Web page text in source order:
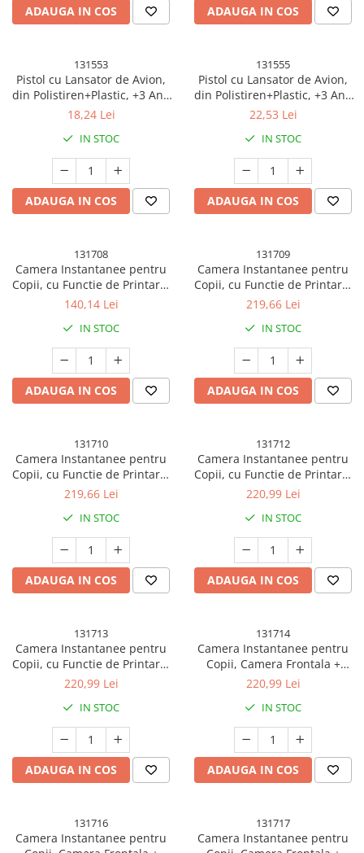
ADAUGA IN COS ADAUGA IN COS
131553
Pistol cu Lansator de Avion,
din Polistiren+Plastic, +3 Ani,
Avion 24 cm, Lansare 10 m, cu
18,24 Lei
IN STOC
ADAUGA IN COS
131555
Pistol cu Lansator de Avion,
din Polistiren+Plastic, +3 Ani,
Avion 38 cm, Lansare 10 m, cu
22,53 Lei
IN STOC
ADAUGA IN COS
131708
Camera Instantanee pentru
Copii, cu Functie de Printare,
Cablu USB-C, Bluetooth,
Imprimare APP, Model Urechi,
Snur Subtire Inclus, Portocaliu
140,14 Lei
IN STOC
ADAUGA IN COS
131709
Camera Instantanee pentru
Copii, cu Functie de Printare,
Cablu USB-C, Bluetooth,
Camera Frontala + Selfie,
Model Iepure, Snur Inclus,
Verde
219,66 Lei
IN STOC
ADAUGA IN COS
131710
Camera Instantanee pentru
Copii, cu Functie de Printare,
Cablu USB-C, Bluetooth,
Camera Frontala + Selfie,
Model Iepure, Snur Inclus,
Roz
219,66 Lei
IN STOC
ADAUGA IN COS
131712
Camera Instantanee pentru
Copii, cu Functie de Printare,
Camera Frontala + Selfie,
Compatibil iOS/Android,
Imprimare APP, Model Pisica,
Roz
220,99 Lei
IN STOC
ADAUGA IN COS
131713
Camera Instantanee pentru
Copii, cu Functie de Printare,
Camera Frontala + Selfie,
Compatibil iOS/Android,
Imprimare APP, Model Pisica,
Albastru
220,99 Lei
IN STOC
ADAUGA IN COS
131714
Camera Instantanee pentru
Copii, Camera Frontala +
Selfie, cu Functie de Printare,
Compatibil iOS/Android,
Model Dinozaur, Snur Inclus,
Verde
220,99 Lei
IN STOC
ADAUGA IN COS
131716
Camera Instantanee pentru
131717
Camera Instantanee pentru